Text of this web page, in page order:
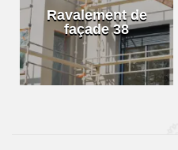
Ravalement de
façade 38